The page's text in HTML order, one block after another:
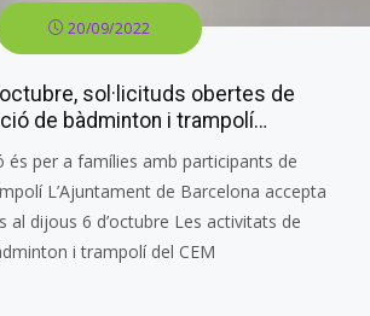
20/09/2022
sol·licituds obertes de
de bàdminton i trampolí…
és per a famílies amb participants de
L’Ajuntament de Barcelona accepta
al dijous 6 d’octubre Les activitats de
i trampolí del CEM